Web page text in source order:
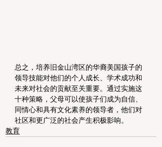
总之，培养旧金山湾区的华裔美国孩子的
领导技能对他们的个人成长、学术成功和
未来对社会的贡献至关重要。通过实施这
十种策略，父母可以使孩子们成为自信、
同情心和具有文化素养的领导者，他们对
社区和更广泛的社会产生积极影响。
教育